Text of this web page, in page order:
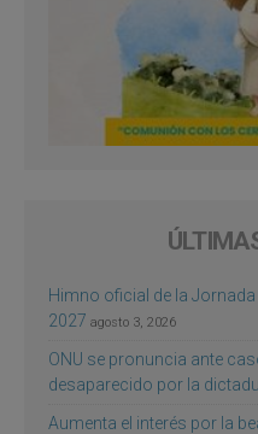
Himno oficial de la
2027 agosto 3, 2026
ONU se pronuncia ante
desaparecido por la
Aumenta el interés por la